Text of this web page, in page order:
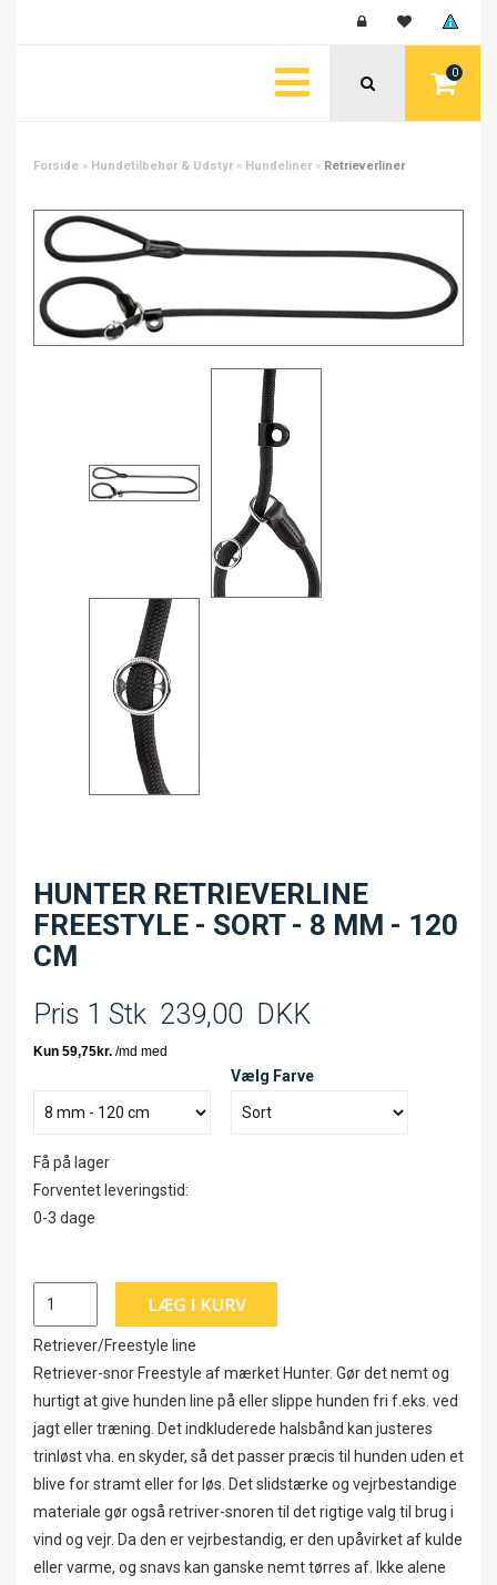
0
Forside » Hundetilbehør & Udstyr » Hundeliner » Retrieverliner
HUNTER RETRIEVERLINE
FREESTYLE - SORT - 8 MM - 120
CM
Pris 1 Stk 239,00 DKK
Vælg Farve
Få på lager
Forventet leveringstid:
0-3 dage
Retriever/Freestyle line
Retriever-snor Freestyle af mærket Hunter. Gør det nemt og
hurtigt at give hunden line på eller slippe hunden fri f.eks. ved
jagt eller træning. Det indkluderede halsbånd kan justeres
trinløst vha. en skyder, så det passer præcis til hunden uden et
blive for stramt eller for løs. Det slidstærke og vejrbestandige
materiale gør også retriver-snoren til det rigtige valg til brug i
vind og vejr. Da den er vejrbestandig, er den upåvirket af kulde
eller varme, og snavs kan ganske nemt tørres af. Ikke alene